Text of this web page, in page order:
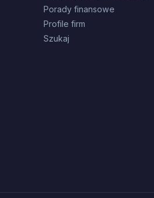
Porady finansowe
Profile firm
Szukaj